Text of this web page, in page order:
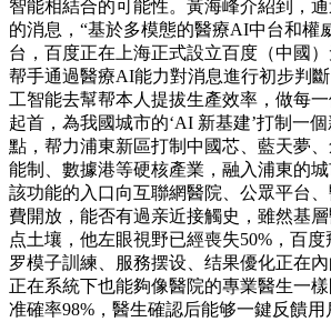
智能相結合的可能性。黃海峰介紹到，
的消息，“基於多模態的醫療AI中台和權
台，百度正在上海正式設立百度（中國
帮手通過醫療AI能力對消息進行初步判
工智能去幫帮本人提拔生產效率，做每一
起首，為我國城市的‘AI 新基建’打制一
點，帮力浦東新區打制中國芯、藍天夢
能制、數據港等硬核產業，融入浦東的
該功能的入口向互聯網醫院、公眾平台
費開放，能否有過亲近接觸史，雖然基
点土壤，他左眼視野已經喪失50%，百
罗模子訓練、服務摆设、结果優化正在
正在系統下也能夠像醫院的專業醫生一
准確率98%，醫生確認后能够一鍵反饋